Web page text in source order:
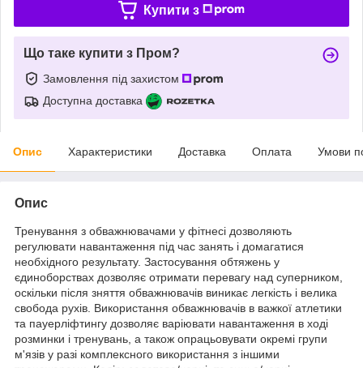
Купити з
Що таке купити з Пром?
Замовлення під захистом
Доступна доставка
Опис Характеристики Доставка Оплата Умови
Опис
Тренування з обважнювачами у фітнесі дозволяють
регулювати навантаження під час занять і домагатися
необхідного результату. Застосування обтяжень у
єдиноборствах дозволяє отримати перевагу над суперником,
оскільки після зняття обважнювачів виникає легкість і велика
свобода рухів. Використання обважнювачів в важкої атлетики
та пауерліфтингу дозволяє варіювати навантаження в ході
розминки і тренувань, а також опрацьовувати окремі групи
м'язів у разі комплексного використання з іншими